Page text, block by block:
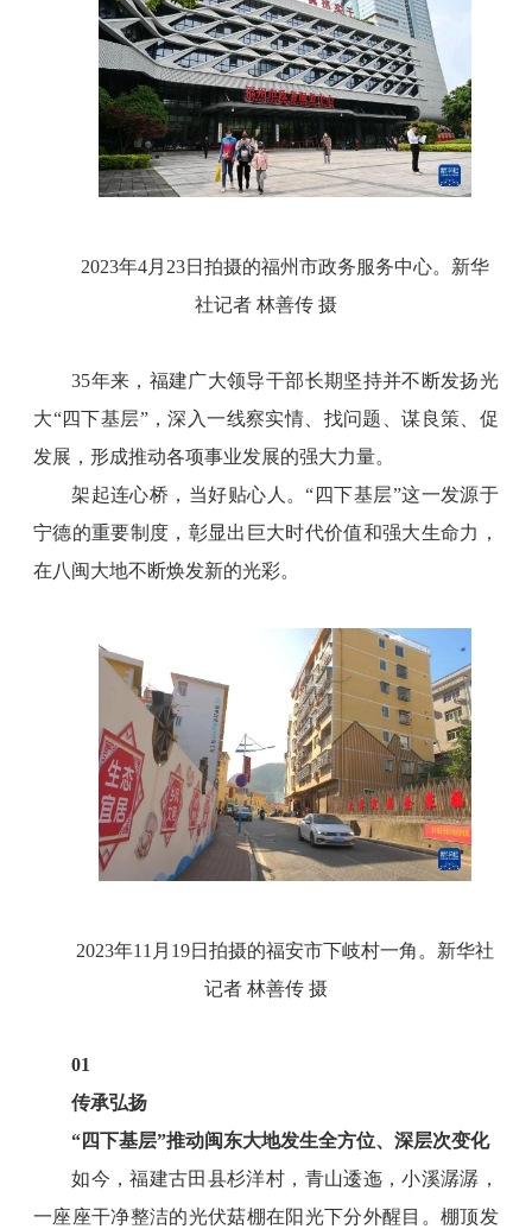
2023年4月23日拍摄的福州市政务服务中心。新华
社记者 林善传 摄
35年来，福建广大领导干部长期坚持并不断发扬光
大“四下基层”，深入一线察实情、找问题、谋良策、促
发展，形成推动各项事业发展的强大力量。
架起连心桥，当好贴心人。“四下基层”这一发源于
宁德的重要制度，彰显出巨大时代价值和强大生命力，
在八闽大地不断焕发新的光彩。
2023年11月19日拍摄的福安市下岐村一角。新华社
记者 林善传 摄
01
传承弘扬
“四下基层”推动闽东大地发生全方位、深层次变化
如今，福建古田县杉洋村，青山逶迤，小溪潺潺，
一座座干净整洁的光伏菇棚在阳光下分外醒目。棚顶发